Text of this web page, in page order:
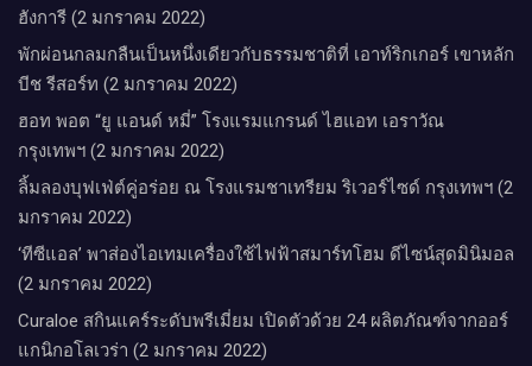
ฮังการี (2 มกราคม 2022)
พักผ่อนกลมกลืนเป็นหนึ่งเดียวกับธรรมชาติที่ เอาท์ริกเกอร์ เขาหลัก
บีช รีสอร์ท (2 มกราคม 2022)
ฮอท พอต “ยู แอนด์ หมี่” โรงแรมแกรนด์ ไฮแอท เอราวัณ
กรุงเทพฯ (2 มกราคม 2022)
ลิ้มลองบุฟเฟ่ต์คู่อร่อย ณ โรงแรมชาเทรียม ริเวอร์ไซด์ กรุงเทพฯ (2
มกราคม 2022)
‘ทีซีแอล’ พาส่องไอเทมเครื่องใช้ไฟฟ้าสมาร์ทโฮม ดีไซน์สุดมินิมอล
(2 มกราคม 2022)
Curaloe สกินแคร์ระดับพรีเมี่ยม เปิดตัวด้วย 24 ผลิตภัณฑ์จากออร์
แกนิกอโลเวร่า (2 มกราคม 2022)